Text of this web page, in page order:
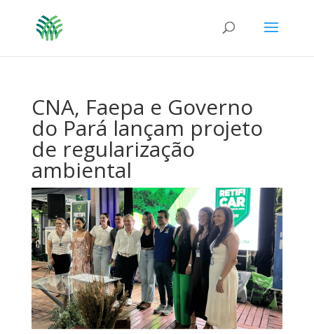
CNA, Faepa e Governo
do Pará lançam projeto
de regularização
ambiental